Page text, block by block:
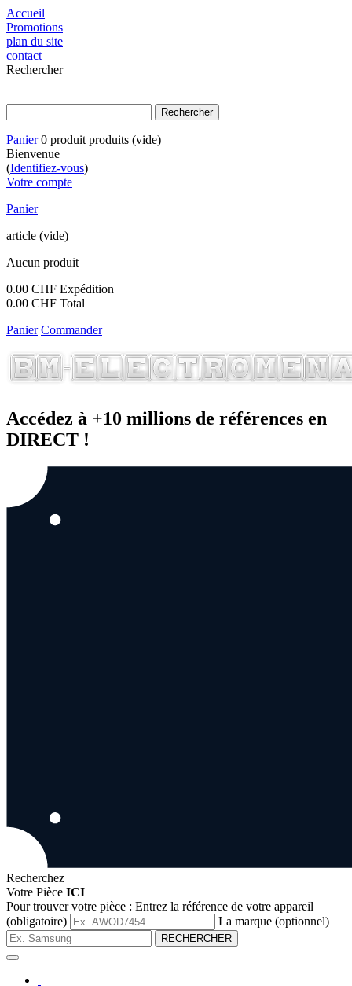
Accueil
Promotions
plan du site
contact
Rechercher
Panier 0 produit produits (vide)
Bienvenue
(Identifiez-vous)
Votre compte
Panier
article (vide)
Aucun produit
0.00 CHF Expédition
0.00 CHF Total
Panier Commander
Accédez à +10 millions de références en
DIRECT !
Recherchez
Votre Pièce ICI
Pour trouver votre pièce : Entrez la référence de votre appareil
(obligatoire)
La marque (optionnel)
RECHERCHER